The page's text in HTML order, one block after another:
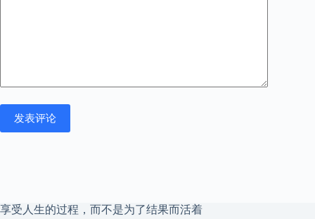
发表评论
享受人生的过程，而不是为了结果而活着